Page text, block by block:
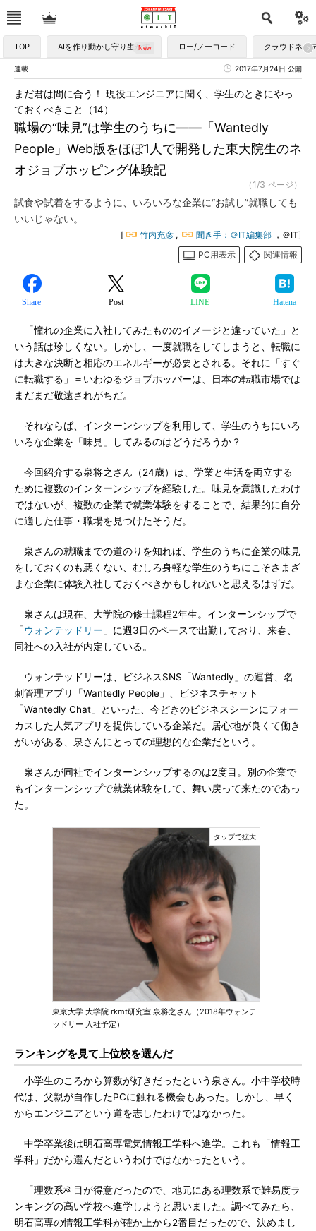
TOP AIを作り動かし守り生かす ロー/ノーコード クラウドネイ
連載 2017年7月24日 公開
職場の“味見”は学生のうちに――「Wantedly
People」Web版をほぼ1人で開発した東大院生のネ
オジョブホッピング体験記
まだ君は間に合う！ 現役エンジニアに聞く、学生のときにやっ
ておくべきこと（14）
（1/3 ページ）
試食や試着をするように、いろいろな企業に“お試し”就職しても
いいじゃない。
[ 竹内充彦 , 聞き手：＠IT編集部 ，＠IT]
PC用表示
関連情報
Share Post LINE Hatena
「憧れの企業に入社してみたもののイメージと違っていた」と
いう話は珍しくない。しかし、一度就職をしてしまうと、転職に
は大きな決断と相応のエネルギーが必要とされる。それに「すぐ
に転職する」＝いわゆるジョブホッパーは、日本の転職市場では
まだまだ敬遠されがちだ。
それならば、インターンシップを利用して、学生のうちにいろ
いろな企業を「味見」してみるのはどうだろうか？
今回紹介する泉将之さん（24歳）は、学業と生活を両立する
ために複数のインターンシップを経験した。味見を意識したわけ
ではないが、複数の企業で就業体験をすることで、結果的に自分
に適した仕事・職場を見つけたそうだ。
泉さんの就職までの道のりを知れば、学生のうちに企業の味見
をしておくのも悪くない、むしろ身軽な学生のうちにこそさまざ
まな企業に体験入社しておくべきかもしれないと思えるはずだ。
泉さんは現在、大学院の修士課程2年生。インターンシップで
「ウォンテッドリー 」に週3日のペースで出勤しており、来春、
同社への入社が内定している。
ウォンテッドリーは、ビジネスSNS「Wantedly」の運営、名
刺管理アプリ「Wantedly People」、ビジネスチャット
「Wantedly Chat」といった、今どきのビジネスシーンにフォー
カスした人気アプリを提供している企業だ。居心地が良くて働き
がいがある、泉さんにとっての理想的な企業だという。
泉さんが同社でインターンシップするのは2度目。別の企業で
もインターンシップで就業体験をして、舞い戻って来たのであっ
た。
東京大学 大学院 rkmt研究室 泉将之さん（2018年ウォンテ
ッドリー 入社予定）
ランキングを見て上位校を選んだ
小学生のころから算数が好きだったという泉さん。小中学校時
代は、父親が自作したPCに触れる機会もあった。しかし、早く
からエンジニアという道を志したわけではなかった。
中学卒業後は明石高専電気情報工学科へ進学。これも「情報工
学科」だから選んだというわけではなかったという。
「理数系科目が得意だったので、地元にある理数系で難易度ラ
ンキングの高い学校へ進学しようと思いました。調べてみたら、
明石高専の情報工学科が確か上から2番目だったので、決めまし